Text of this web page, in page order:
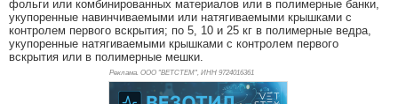
фольги или комбинированных материалов или в полимерные банки,
укупоренные навинчиваемыми или натягиваемыми крышками с
контролем первого вскрытия; по 5, 10 и 25 кг в полимерные ведра,
укупоренные натягиваемыми крышками с контролем первого
вскрытия или в полимерные мешки.
Реклама. ООО "ВЕТСТЕМ", ИНН 9724016361